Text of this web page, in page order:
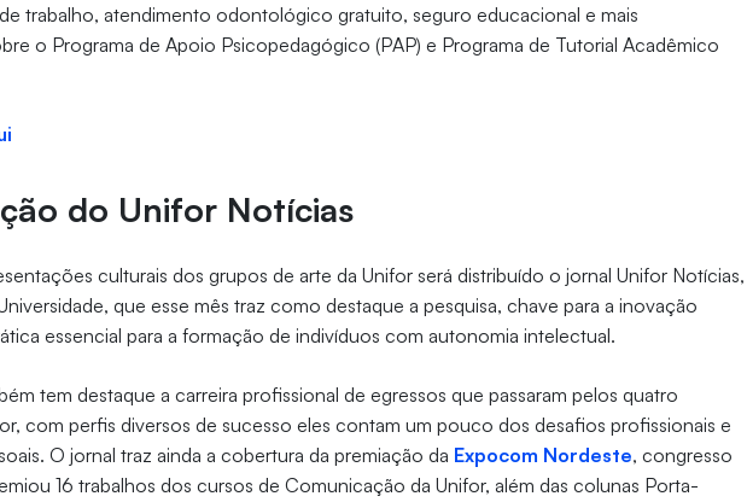
trabalho, atendimento odontológico gratuito, seguro educacional e mais
o Programa de Apoio Psicopedagógico (PAP) e Programa de Tutorial Acadêmico
do Unifor Notícias
culturais dos grupos de arte da Unifor será distribuído o jornal Unifor Notícias,
que esse mês traz como destaque a pesquisa, chave para a inovação
essencial para a formação de indivíduos com autonomia intelectual.
tem destaque a carreira profissional de egressos que passaram pelos quatro
com perfis diversos de sucesso eles contam um pouco dos desafios profissionais e
O jornal traz ainda a cobertura da premiação da Expocom Nordeste, congresso
16 trabalhos dos cursos de Comunicação da Unifor, além das colunas Porta-